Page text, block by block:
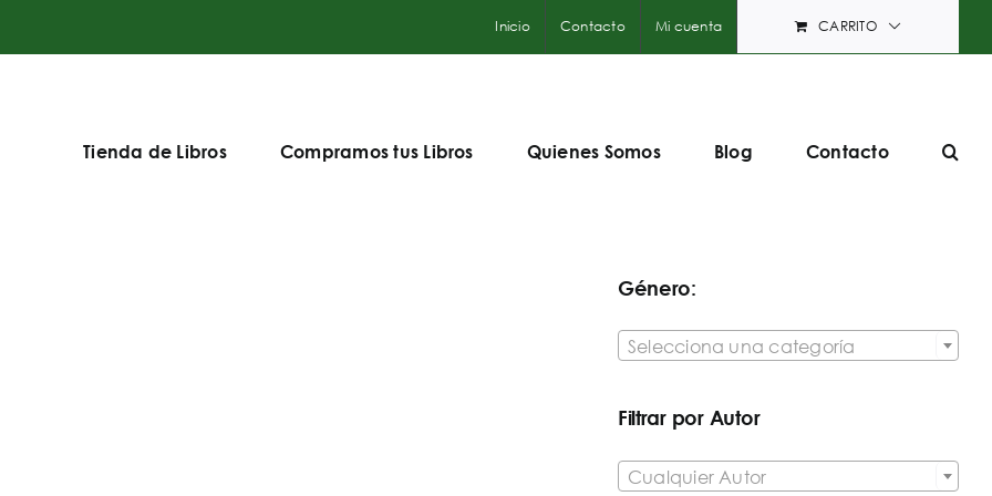
Inicio Contacto Mi cuenta CARRITO
Tienda de Libros Compramos tus Libros Quienes Somos Blog Contacto
Género:
Selecciona una categoría
Filtrar por Autor
Cualquier Autor